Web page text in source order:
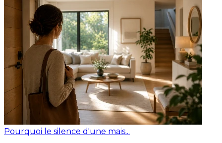
Pourquoi le silence d'une mais...